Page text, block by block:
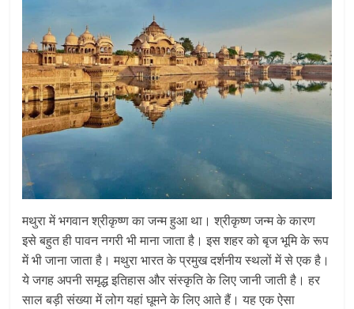
मथुरा में भगवान श्रीकृष्ण का जन्म हुआ था। श्रीकृष्ण जन्म के कारण
इसे बहुत ही पावन नगरी भी माना जाता है। इस शहर को बृज भूमि के रूप
में भी जाना जाता है। मथुरा भारत के प्रमुख दर्शनीय स्थलों में से एक है।
ये जगह अपनी समृद्ध इतिहास और संस्कृति के लिए जानी जाती है। हर
साल बड़ी संख्या में लोग यहां घूमने के लिए आते हैं। यह एक ऐसा